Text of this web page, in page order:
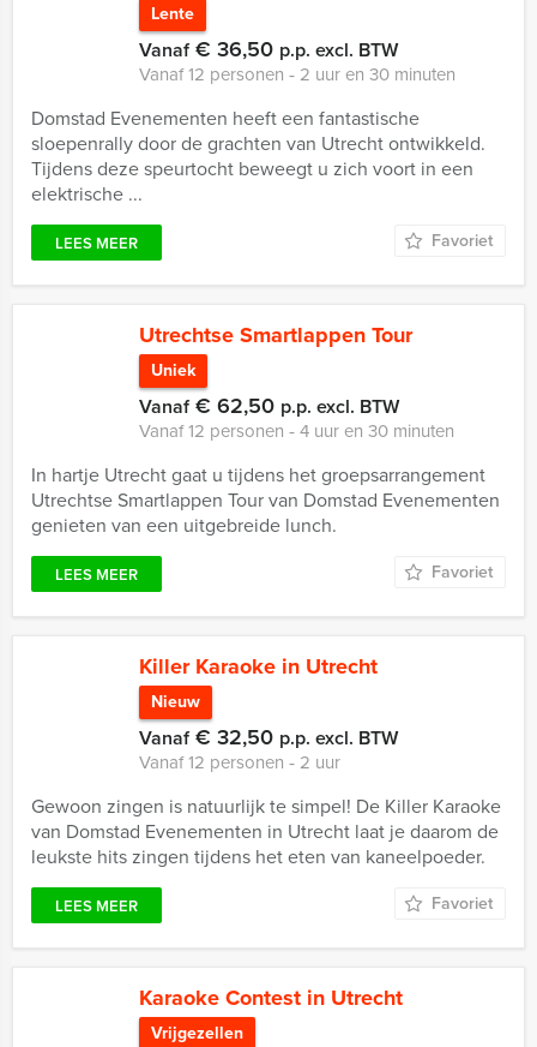
Lente
Vanaf€ 36,50 p.p. excl. BTW
Vanaf 12 personen ‐ 2 uur en 30 minuten
Domstad Evenementen heeft een fantastische
sloepenrally door de grachten van Utrecht ontwikkeld.
Tijdens deze speurtocht beweegt u zich voort in een
elektrische ...
LEES MEER Favoriet
Utrechtse Smartlappen Tour
Uniek
Vanaf€ 62,50 p.p. excl. BTW
Vanaf 12 personen ‐ 4 uur en 30 minuten
In hartje Utrecht gaat u tijdens het groepsarrangement
Utrechtse Smartlappen Tour van Domstad Evenementen
genieten van een uitgebreide lunch.
LEES MEER Favoriet
Killer Karaoke in Utrecht
Nieuw
Vanaf€ 32,50 p.p. excl. BTW
Vanaf 12 personen ‐ 2 uur
Gewoon zingen is natuurlijk te simpel! De Killer Karaoke
van Domstad Evenementen in Utrecht laat je daarom de
leukste hits zingen tijdens het eten van kaneelpoeder.
LEES MEER Favoriet
Karaoke Contest in Utrecht
Vrijgezellen